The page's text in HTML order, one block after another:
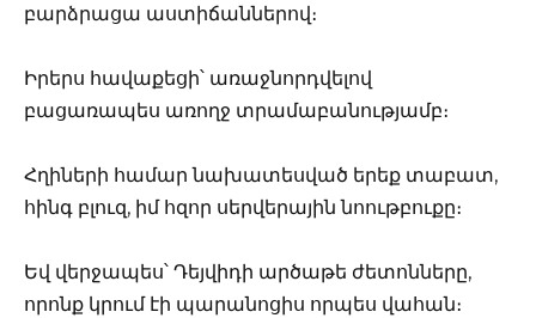
բարձրացա աստիճաններով։
Իրերս հավաքեցի՝ առաջնորդվելով
բացառապես առողջ տրամաբանությամբ։
Հղիների համար նախատեսված երեք տաբատ,
հինգ բլուզ, իմ հզոր սերվերային նոութբուքը։
Եվ վերջապես՝ Դեյվիդի արծաթե ժետոնները,
որոնք կրում էի պարանոցիս որպես վահան։